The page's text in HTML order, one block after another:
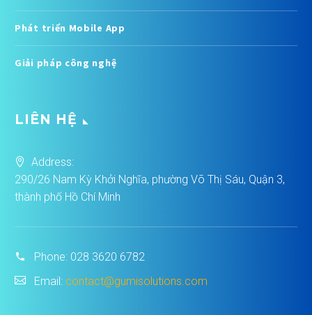
Phát triển Mobile App
Giải pháp công nghệ
LIÊN HỆ
Address:
290/26 Nam Kỳ Khởi Nghĩa, phường Võ Thị Sáu, Quận 3,
thành phố Hồ Chí Minh
Phone: 028 3620 6782
Email: contact@gumisolutions.com